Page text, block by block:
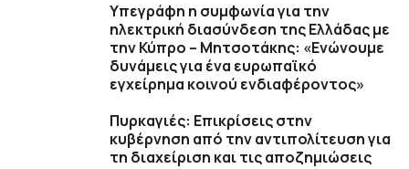
Υπεγράφη η συμφωνία για την
ηλεκτρική διασύνδεση της Ελλάδας με
την Κύπρο – Μητσοτάκης: «Ενώνουμε
δυνάμεις για ένα ευρωπαϊκό
εγχείρημα κοινού ενδιαφέροντος»
Πυρκαγιές: Επικρίσεις στην
κυβέρνηση από την αντιπολίτευση για
τη διαχείριση και τις αποζημιώσεις